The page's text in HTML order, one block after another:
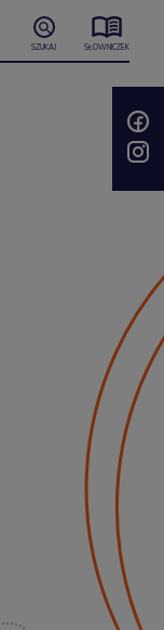
SZUKAJ SŁOWNICZEK